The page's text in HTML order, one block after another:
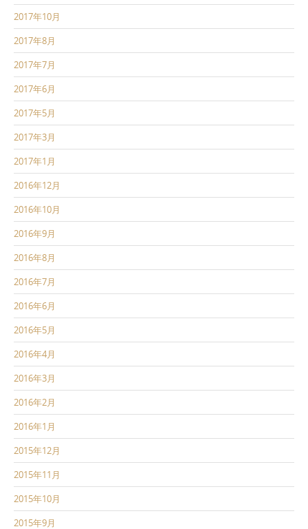
2017年10月
2017年8月
2017年7月
2017年6月
2017年5月
2017年3月
2017年1月
2016年12月
2016年10月
2016年9月
2016年8月
2016年7月
2016年6月
2016年5月
2016年4月
2016年3月
2016年2月
2016年1月
2015年12月
2015年11月
2015年10月
2015年9月